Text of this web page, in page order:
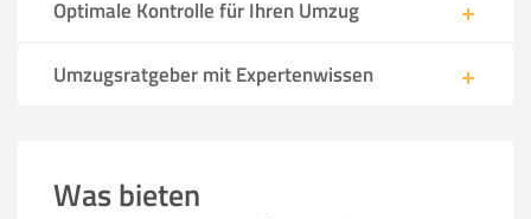
Optimale Kontrolle für Ihren Umzug
Umzugsratgeber mit Expertenwissen
Was bieten